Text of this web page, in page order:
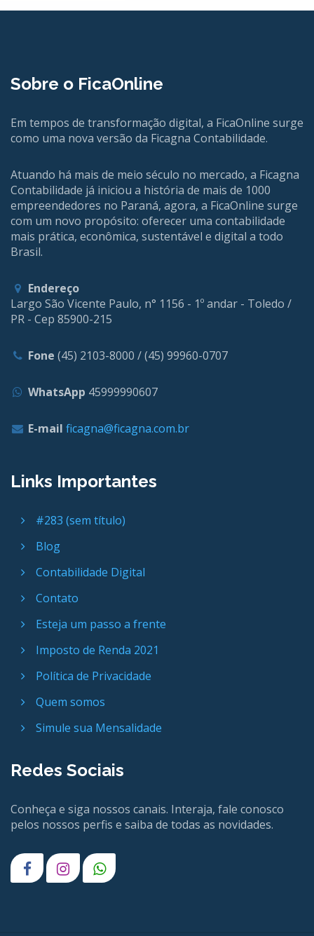
Sobre o FicaOnline
Em tempos de transformação digital, a FicaOnline surge
como uma nova versão da Ficagna Contabilidade.
Atuando há mais de meio século no mercado, a Ficagna
Contabilidade já iniciou a história de mais de 1000
empreendedores no Paraná, agora, a FicaOnline surge
com um novo propósito: oferecer uma contabilidade
mais prática, econômica, sustentável e digital a todo
Brasil.
Endereço
Largo São Vicente Paulo, n° 1156 - 1º andar - Toledo /
PR - Cep 85900-215
Fone (45) 2103-8000 / (45) 99960-0707
WhatsApp 45999990607
E-mail ficagna@ficagna.com.br
Links Importantes
#283 (sem título)
Blog
Contabilidade Digital
Contato
Esteja um passo a frente
Imposto de Renda 2021
Política de Privacidade
Quem somos
Simule sua Mensalidade
Redes Sociais
Conheça e siga nossos canais. Interaja, fale conosco
pelos nossos perfis e saiba de todas as novidades.